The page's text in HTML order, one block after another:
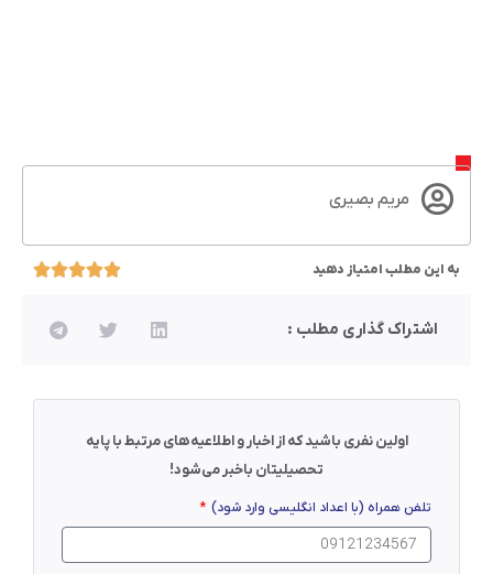
مریم بصیری
به این مطلب امتیاز دهید
اشتراک گذاری مطلب :
اولین نفری باشید که از اخبار و اطلاعیه‌های مرتبط با پایه
تحصیلیتان باخبر می‌شود!
تلفن همراه (با اعداد انگلیسی وارد شود)